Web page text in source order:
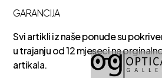
GARANCIJA
Svi artikli iz naše ponude su
u trajanju od 12 mjeseci na
artikala.